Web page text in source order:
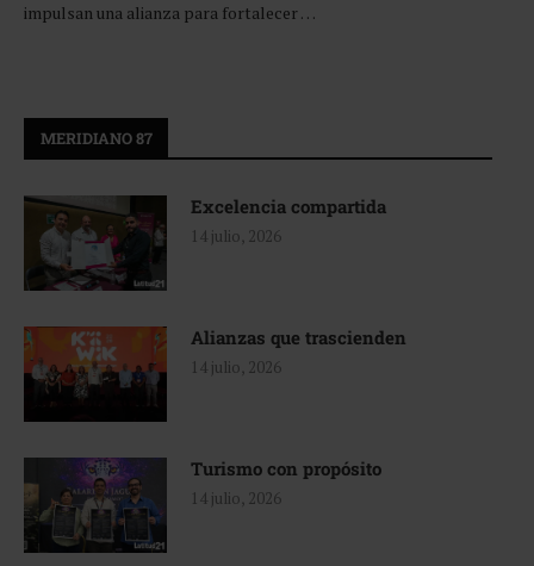
impulsan una alianza para fortalecer …
MERIDIANO 87
Excelencia compartida
14 julio, 2026
Alianzas que trascienden
14 julio, 2026
Turismo con propósito
14 julio, 2026